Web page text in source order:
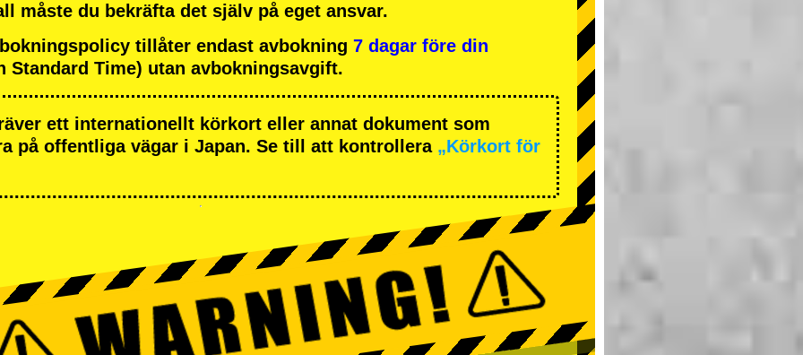
måste du bekräfta det själv på eget ansvar.
tillåter endast avbokning 7 dagar före din
Standard Time) utan avbokningsavgift.
ett internationellt körkort eller annat dokument som
på offentliga vägar i Japan. Se till att kontrollera „Körkort för